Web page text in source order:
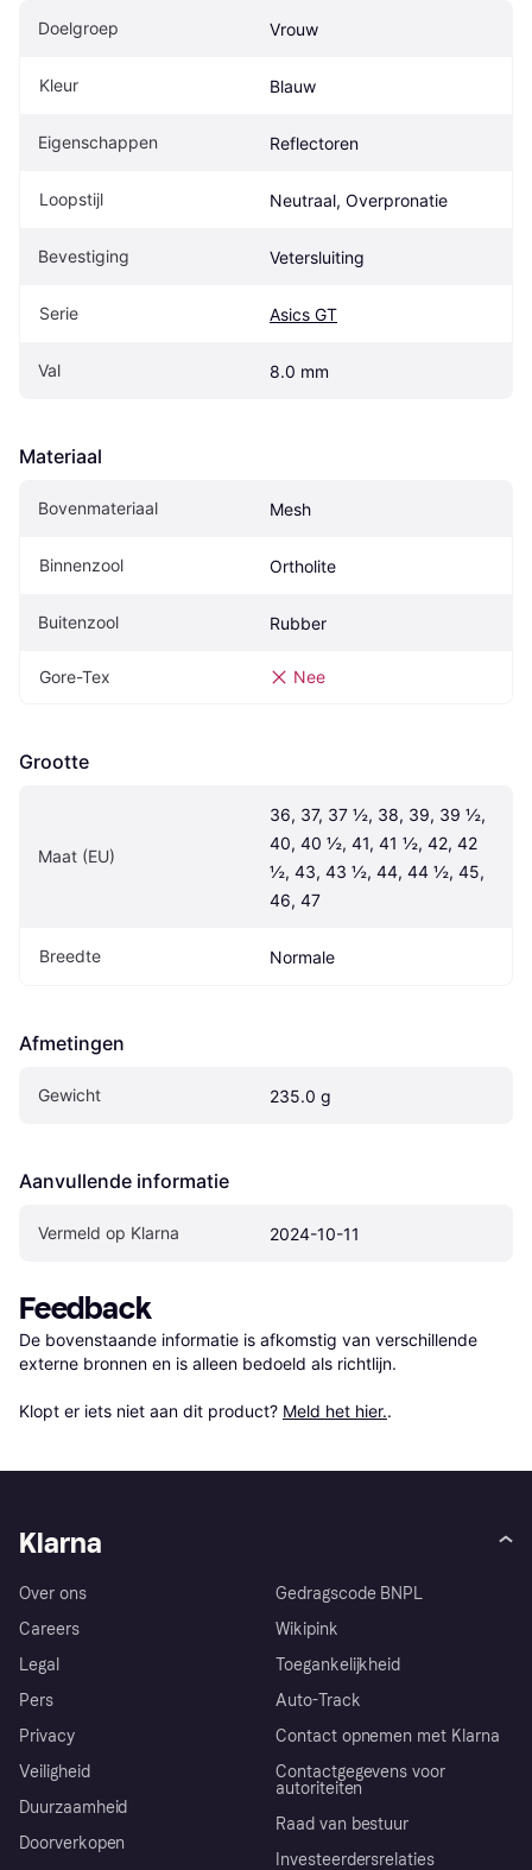
Doelgroep Vrouw
Kleur Blauw
Eigenschappen Reflectoren
Loopstijl Neutraal, Overpronatie
Bevestiging Vetersluiting
Serie Asics GT
Val 8.0 mm
Materiaal
Bovenmateriaal Mesh
Binnenzool Ortholite
Buitenzool Rubber
Gore-Tex Nee
Grootte
Maat (EU)
36, 37, 37 ½, 38, 39, 39 ½,
40, 40 ½, 41, 41 ½, 42, 42
½, 43, 43 ½, 44, 44 ½, 45,
46, 47
Breedte Normale
Afmetingen
Gewicht 235.0 g
Aanvullende informatie
Vermeld op Klarna 2024-10-11
Feedback
De bovenstaande informatie is afkomstig van verschillende
externe bronnen en is alleen bedoeld als richtlijn.
Klopt er iets niet aan dit product? Meld het hier..
Klarna
Over ons
Careers
Legal
Pers
Privacy
Veiligheid
Duurzaamheid
Doorverkopen
Gedragscode BNPL
Wikipink
Toegankelijkheid
Auto-Track
Contact opnemen met Klarna
Contactgegevens voor
autoriteiten
Raad van bestuur
Investeerdersrelaties